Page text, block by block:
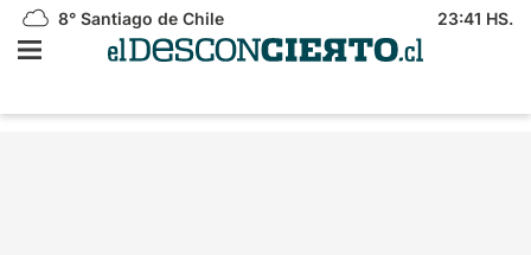
8° Santiago de Chile 23:41 HS.